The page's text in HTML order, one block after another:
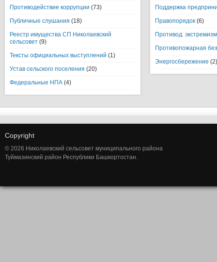
Противодействие коррупции (73)
Публичные слушания (18)
Реестр имущества СП Николаевский
сельсовет (9)
Тексты официальных выступлений (1)
Устав сельского поселения (20)
Федеральные НПА (4)
Поддержка
Правопорядок (6)
Противод.
Противопожарная
Энергосбережение (2)
Copyright
© 2026 Николаевский сельсовет муниципального района
Туймазинский район Республики Башкортостан.